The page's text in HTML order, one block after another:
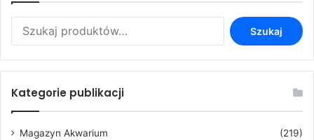
Szukaj
Kategorie publikacji
Magazyn Akwarium (219)